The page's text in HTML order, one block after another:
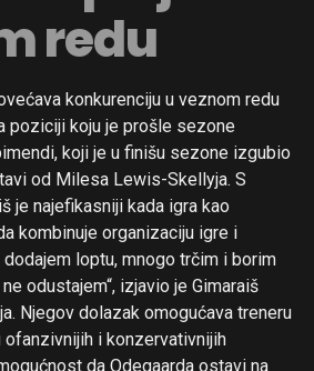
redu
konkurenciju u veznom redu
poziciji koju je prošle sezone
koji je u finišu sezone izgubio
od Milesa Lewis-Skellyja. S
je najefikasniji kada igra kao
kombinuje organizaciju igre i
dodajem loptu, mnogo trčim i borim
odustajem“, izjavio je Gimaraiš
Njegov dolazak omogućava treneru
i konzervativnijih
da Odegaarda ostavi na